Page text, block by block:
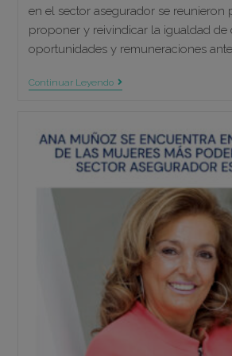
en el sector asegurador se reunieron
proponer y reivindicar la igualdad de
oportunidades y remuneraciones
Continuar LeyendoAna
Mesa
De
Diálogo
Sobre
Liderazgo
Límites
V
Encuentro
De
Mujeres
Aseguradoras